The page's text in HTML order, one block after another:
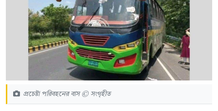
প্রচেষ্টা পরিবহনের বাস © সংগৃহীত